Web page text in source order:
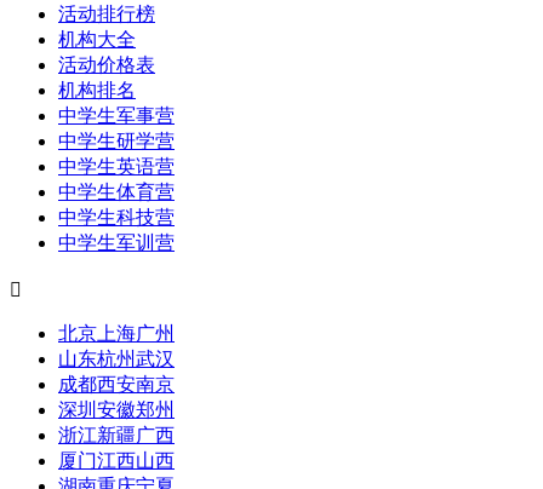
活动排行榜
机构大全
活动价格表
机构排名
中学生军事营
中学生研学营
中学生英语营
中学生体育营
中学生科技营
中学生军训营

北京 上海广州
山东杭州武汉
成都西安南京
深圳 安徽郑州
浙江新疆广西
厦门江西山西